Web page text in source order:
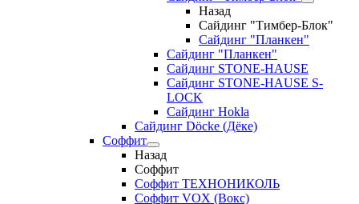
Назад
Сайдинг "Тимбер-Блок"
Сайдинг "Планкен"
Сайдинг "Планкен"
Сайдинг STONE-HAUSE
Сайдинг STONE-HAUSE S-
LOCK
Сайдинг Hokla
Сайдинг Döcke (Дёке)
Соффит
Назад
Соффит
Соффит ТЕХНОНИКОЛЬ
Соффит VOX (Вокс)